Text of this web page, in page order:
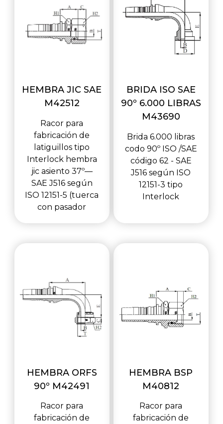
HEMBRA JIC SAE
M42512
Racor para
fabricación de
latiguillos tipo
Interlock hembra
jic asiento 37º—
SAE J516 según
ISO 12151-5 (tuerca
con pasador
BRIDA ISO SAE
90º 6.000 LIBRAS
M43690
Brida 6.000 libras
codo 90º ISO /SAE
código 62 - SAE
J516 según ISO
12151-3 tipo
Interlock
HEMBRA ORFS
90º M42491
Racor para
fabricación de
HEMBRA BSP
M40812
Racor para
fabricación de